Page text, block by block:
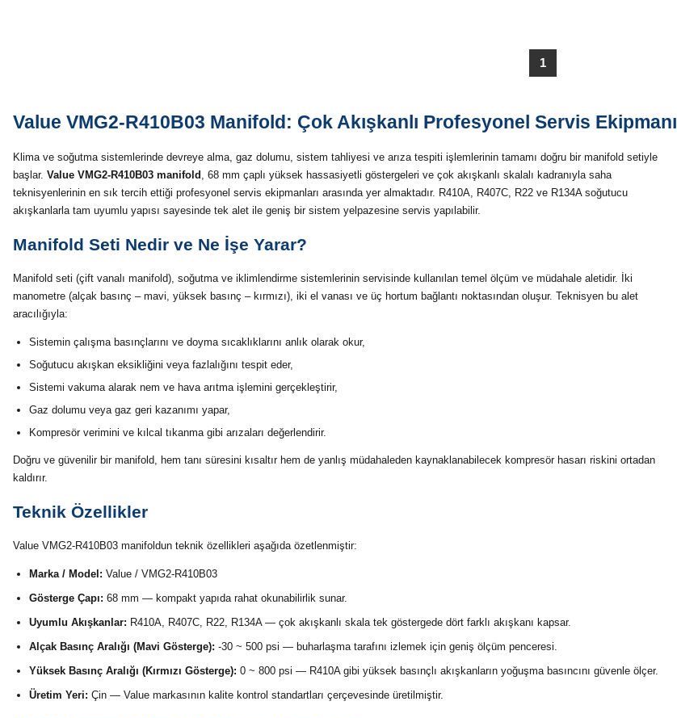
1
Value VMG2-R410B03 Manifold: Çok Akışkanlı Profesyonel Servis Ekipmanı
Klima ve soğutma sistemlerinde devreye alma, gaz dolumu, sistem tahliyesi ve arıza tespiti işlemlerinin tamamı doğru bir manifold setiyle
başlar. Value VMG2-R410B03 manifold , 68 mm çaplı yüksek hassasiyetli göstergeleri ve çok akışkanlı skalalı kadranıyla saha
teknisyenlerinin en sık tercih ettiği profesyonel servis ekipmanları arasında yer almaktadır. R410A, R407C, R22 ve R134A soğutucu
akışkanlarla tam uyumlu yapısı sayesinde tek alet ile geniş bir sistem yelpazesine servis yapılabilir.
Manifold Seti Nedir ve Ne İşe Yarar?
Manifold seti (çift vanalı manifold), soğutma ve iklimlendirme sistemlerinin servisinde kullanılan temel ölçüm ve müdahale aletidir. İki
manometre (alçak basınç – mavi, yüksek basınç – kırmızı), iki el vanası ve üç hortum bağlantı noktasından oluşur. Teknisyen bu alet
aracılığıyla:
Sistemin çalışma basınçlarını ve doyma sıcaklıklarını anlık olarak okur,
Soğutucu akışkan eksikliğini veya fazlalığını tespit eder,
Sistemi vakuma alarak nem ve hava arıtma işlemini gerçekleştirir,
Gaz dolumu veya gaz geri kazanımı yapar,
Kompresör verimini ve kılcal tıkanma gibi arızaları değerlendirir.
Doğru ve güvenilir bir manifold, hem tanı süresini kısaltır hem de yanlış müdahaleden kaynaklanabilecek kompresör hasarı riskini ortadan
kaldırır.
Teknik Özellikler
Value VMG2-R410B03 manifoldun teknik özellikleri aşağıda özetlenmiştir:
Marka / Model: Value / VMG2-R410B03
Gösterge Çapı: 68 mm — kompakt yapıda rahat okunabilirlik sunar.
Uyumlu Akışkanlar: R410A, R407C, R22, R134A — çok akışkanlı skala tek göstergede dört farklı akışkanı kapsar.
Alçak Basınç Aralığı (Mavi Gösterge): -30 ~ 500 psi — buharlaşma tarafını izlemek için geniş ölçüm penceresi.
Yüksek Basınç Aralığı (Kırmızı Gösterge): 0 ~ 800 psi — R410A gibi yüksek basınçlı akışkanların yoğuşma basıncını güvenle ölçer.
Üretim Yeri: Çin — Value markasının kalite kontrol standartları çerçevesinde üretilmiştir.